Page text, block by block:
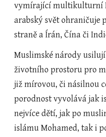
vymírající multikulturní
arabský svět ohraničuje
straně a Írán, Čína či
Muslimské národy
životního prostoru pro
již mírovou, či násilnou
porodnost vyvolává jak
nejvíce dětí, jak po
islámu Mohamed, tak i